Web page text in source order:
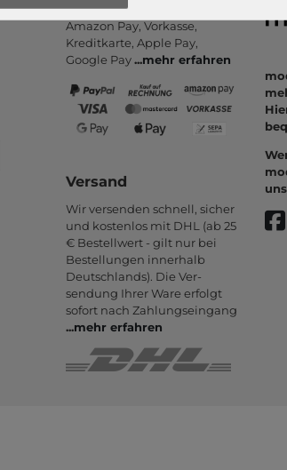
PayPal, Kauf auf Rechnung,
Amazon Pay, Vor­kasse,
Kredit­karte, Apple Pay,
Google Pay...mehr erfahren
Versand
Wir versenden schnell, sicher
und kostenlos mit DHL (ab 25
€ Bestell­wert - gilt nur bei
Bestel­lungen inner­halb
Deutsch­lands). Die Ver­
sendung Ihrer Ware er­folgt
sofort nach Zahlungs­eingang
...mehr erfahren